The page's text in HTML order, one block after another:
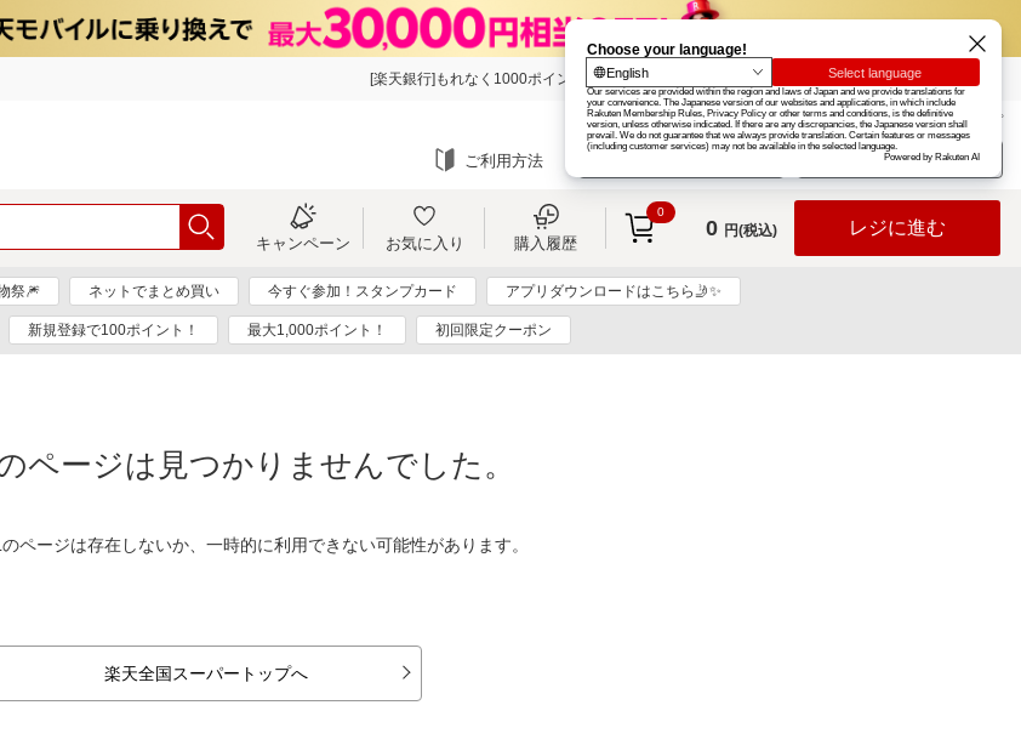
[楽天銀行]もれなく1000ポイント 楽天グループ カード
お知らせ ヘルプ
ご利用方法 ログイン
キャンペーン お気に入り 購入履歴
0
0 円(税込) レジに進む
祭🎆 ネットでまとめ買い 今すぐ参加！スタンプカード アプリダウンロードはこちら🤳✨
新規登録で100ポイント！ 最大1,000ポイント！ 初回限定クーポン
ページは見つかりませんでした。
ページは存在しないか、一時的に利用できない可能性があります。
楽天全国スーパートップへ